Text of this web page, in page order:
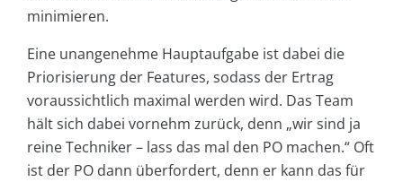
minimieren.
Eine unangenehme Hauptaufgabe ist dabei die
Priorisierung der Features, sodass der Ertrag
voraussichtlich maximal werden wird. Das Team
hält sich dabei vornehm zurück, denn „wir sind ja
reine Techniker – lass das mal den PO machen.“ Oft
ist der PO dann überfordert, denn er kann das für